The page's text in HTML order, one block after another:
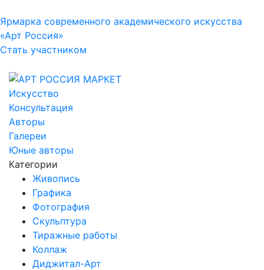
Ярмарка современного академического искусства
«Арт Россия»
Стать участником
Искусство
Консультация
Авторы
Галереи
Юные авторы
Категории
Живопись
Графика
Фотография
Скульптура
Тиражные работы
Коллаж
Диджитал-Арт